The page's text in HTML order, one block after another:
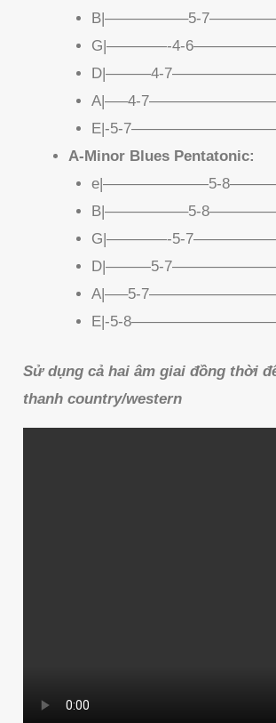
B|—————–5-
G|————-4-
D|———4-
A|—–4-
E|-5-
A-Minor Blues Pentatonic:
e|———————5-
B|—————–5-
G|————-5-
D|———5-
A|—–5-
E|-5-
Sử dụng cả hai âm giai đồng thời
thanh country/western